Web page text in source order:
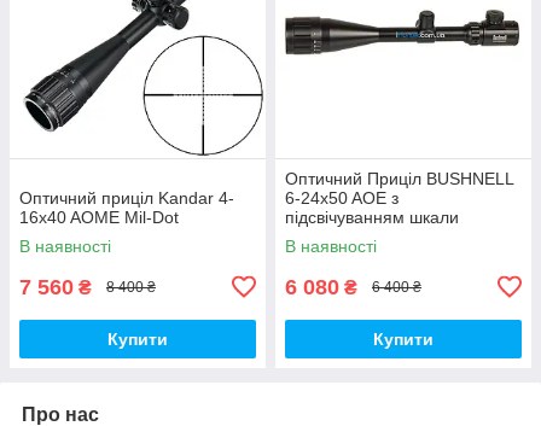
Оптичний приціл Kandar 4-
16x40 AOME Mil-Dot
В наявності
7 560 ₴ 8 400 ₴
Купити
Оптичний Приціл BUSHNELL
6-24x50 AOE з
підсвічуванням шкали
В наявності
6 080 ₴ 6 400 ₴
Купити
Про нас